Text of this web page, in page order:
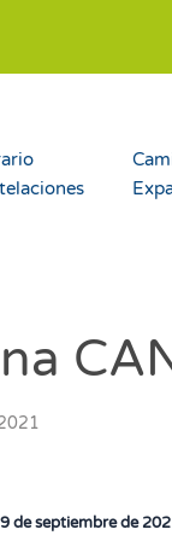
9 de septiembre de